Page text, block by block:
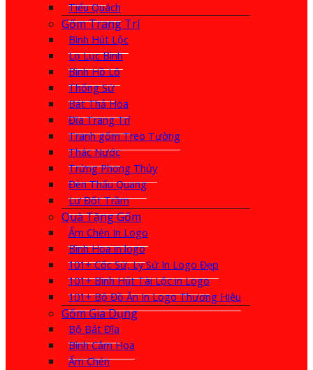
Tiểu Quách
Gốm Trang Trí
Bình Hút Lộc
Lọ Lục Bình
Bình Hồ Lô
Thống Sứ
Bát Thả Hoa
Đĩa Trang Trí
Tranh gốm Treo Tường
Thác Nước
Trứng Phong Thủy
Đèn Thấu Quang
Lư Đốt Trầm
Quà Tặng Gốm
Ấm Chén In Logo
Bình Hoa in logo
101+ Cốc Sứ, Ly Sứ In Logo Đẹp
101+ Bình Hút Tài Lộc in Logo
101+ Bộ Đồ Ăn In Logo Thương Hiệu
Gốm Gia Dụng
Bộ Bát Đĩa
Bình Cắm Hoa
Ấm Chén